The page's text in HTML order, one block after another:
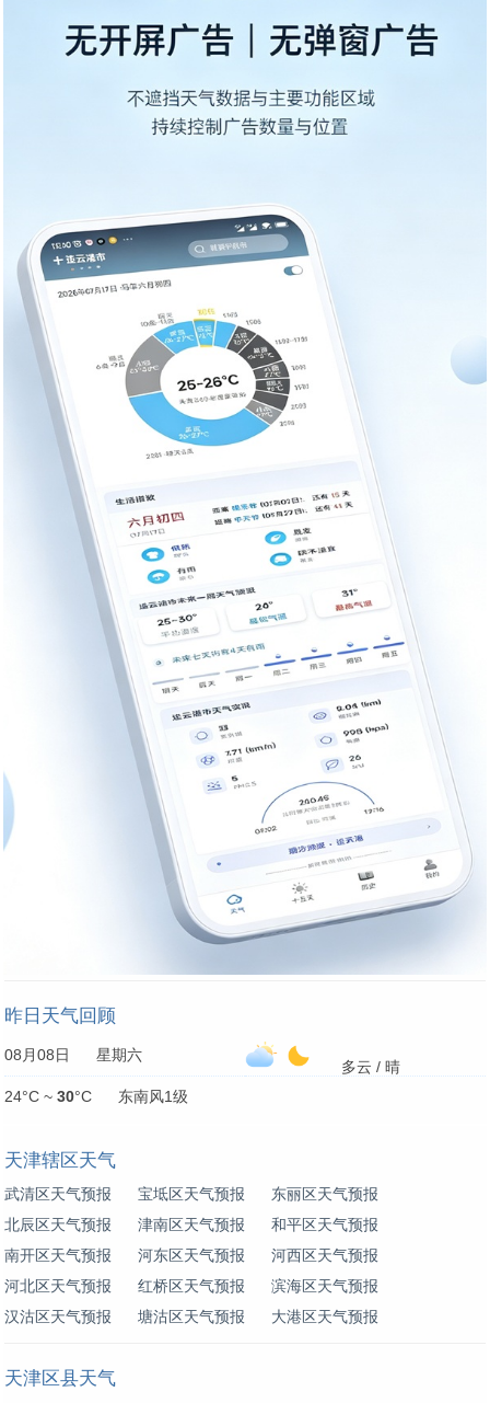
昨日天气回顾
08月08日 星期六
多云 / 晴
24°C ~ 30°C 东南风1级
天津辖区天气
武清区天气预报 宝坻区天气预报
东丽区天气预报
北辰区天气预报
津南区天气预报
和平区天气预报
南开区天气预报
河东区天气预报
河西区天气预报
河北区天气预报
红桥区天气预报
滨海区天气预报
汉沽区天气预报
塘沽区天气预报 大港区天气预报
天津区县天气